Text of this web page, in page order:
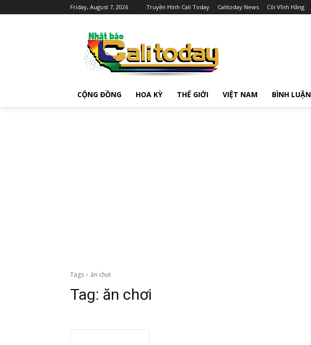
Friday, August 7, 2026 Truyền Hình Cali Today Calitoday News Cõi Vĩnh Hằng
CỘNG ĐỒNG HOA KỲ THẾ GIỚI VIỆT NAM BÌNH LUẬN
Tags ăn chơi
Tag: ăn chơi